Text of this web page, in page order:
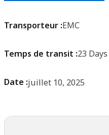
Transporteur :EMC
Temps de transit :23 Days
Date :juillet 10, 2025